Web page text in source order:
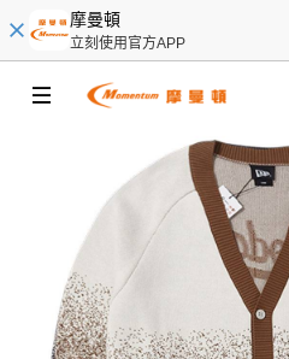
摩曼頓
立刻使用官方APP